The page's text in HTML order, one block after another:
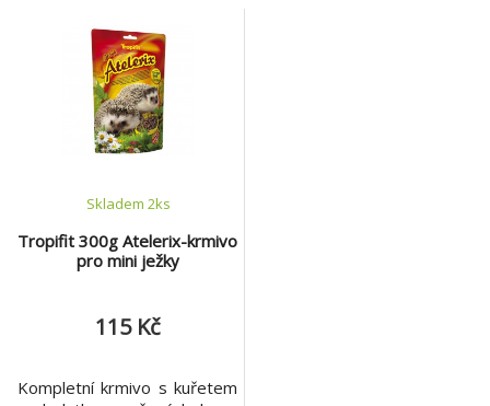
Tropifit 300g Atelerix-krmivo
pro mini ježky
Skladem 2ks
115 Kč
Kompletní krmivo s kuřetem